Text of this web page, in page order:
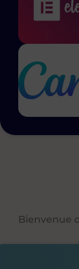
Bienvenue